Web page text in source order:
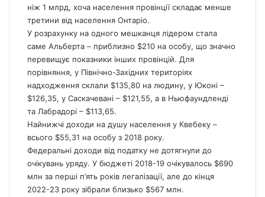
ніж 1 млрд, хоча населення провінції складає менше
третини від населення Онтаріо.
У розрахунку на одного мешканця лідером стала
саме Альберта – приблизно $210 на особу, що значно
перевищує показники інших провінцій. Для
порівняння, у Північно-Західних територіях
надходження склали $135,80 на людину, у Юконі –
$126,35, у Саскачевані – $121,55, а в Ньюфаундленді
та Лабрадорі – $113,65.
Найнижчі доходи на душу населення у Квебеку –
всього $55,31 на особу з 2018 року.
Федеральні доходи від податку не дотягнули до
очікувань уряду. У бюджеті 2018-19 очікувалось $690
млн за перші п’ять років легалізації, але до кінця
2022-23 року зібрали близько $567 млн.